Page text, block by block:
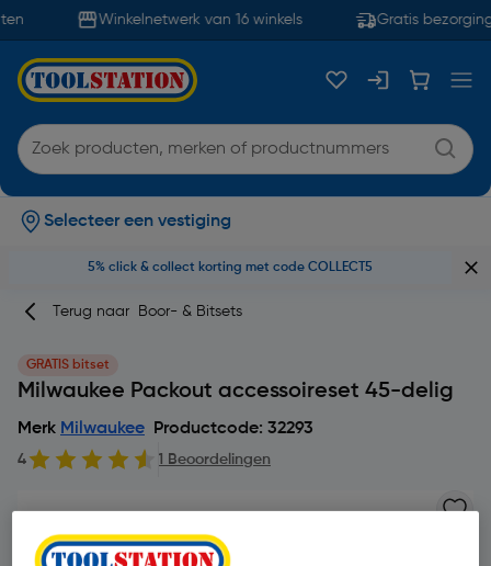
Winkelnetwerk van 16 winkels Gratis bezorging
Selecteer een vestiging
5% click & collect korting met code COLLECT5
Terug naar Boor- & Bitsets
GRATIS bitset
Milwaukee Packout accessoireset 45-delig
Merk Milwaukee Productcode: 32293
4 1 Beoordelingen